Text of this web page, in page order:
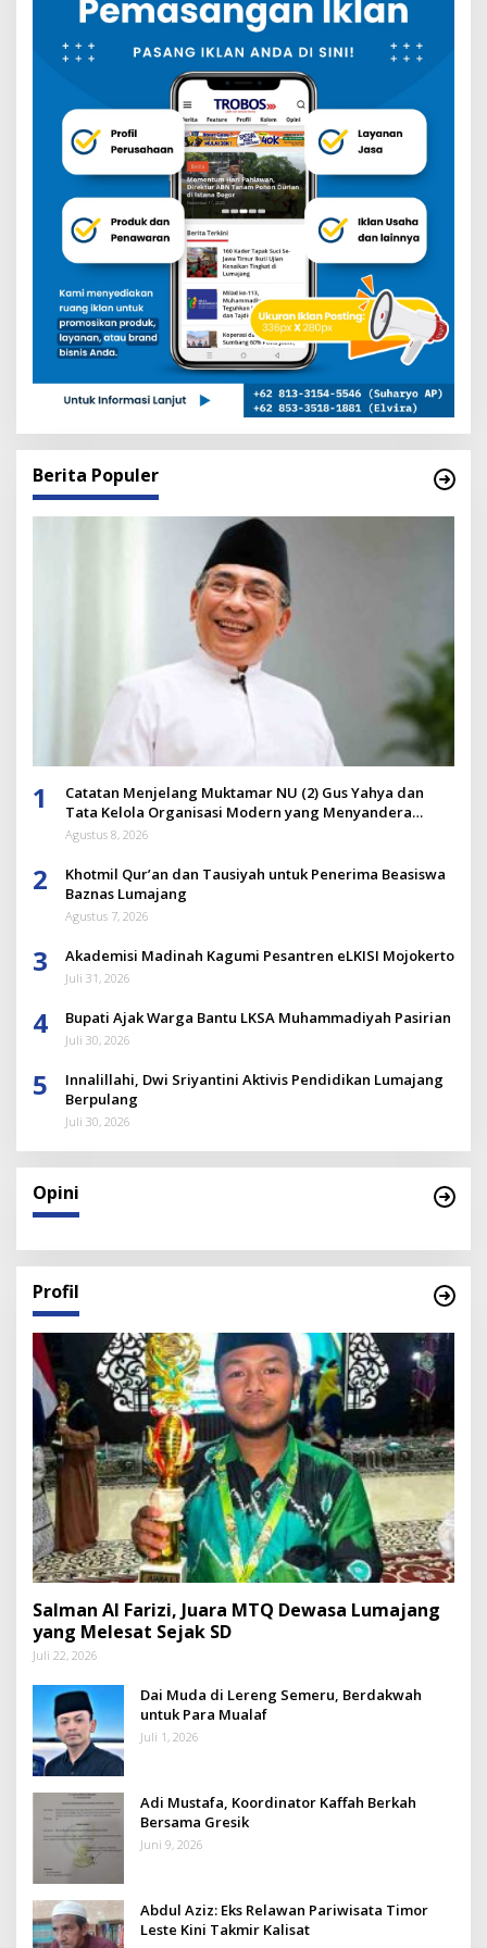
Berita Populer
1
Catatan Menjelang Muktamar NU (2) Gus Yahya dan
Tata Kelola Organisasi Modern yang Menyandera
Dirinya
Agustus 8, 2026
2
Khotmil Qur’an dan Tausiyah untuk Penerima Beasiswa
Baznas Lumajang
Agustus 7, 2026
3 Akademisi Madinah Kagumi Pesantren eLKISI Mojokerto
Juli 31, 2026
4 Bupati Ajak Warga Bantu LKSA Muhammadiyah Pasirian
Juli 30, 2026
5
Innalillahi, Dwi Sriyantini Aktivis Pendidikan Lumajang
Berpulang
Juli 30, 2026
Opini
Profil
Salman Al Farizi, Juara MTQ Dewasa Lumajang
yang Melesat Sejak SD
Juli 22, 2026
Dai Muda di Lereng Semeru, Berdakwah
untuk Para Mualaf
Juli 1, 2026
Adi Mustafa, Koordinator Kaffah Berkah
Bersama Gresik
Juni 9, 2026
Abdul Aziz: Eks Relawan Pariwisata Timor
Leste Kini Takmir Kalisat